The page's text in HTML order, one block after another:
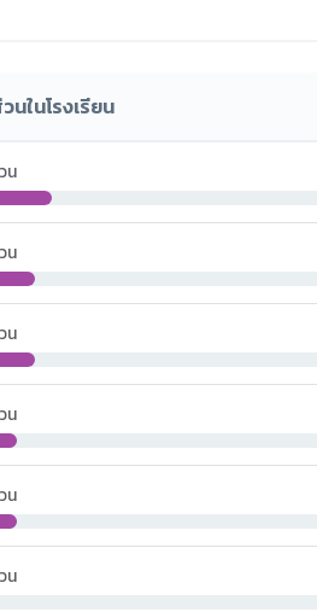
นในโรงเรียน
น
น
น
น
น
น